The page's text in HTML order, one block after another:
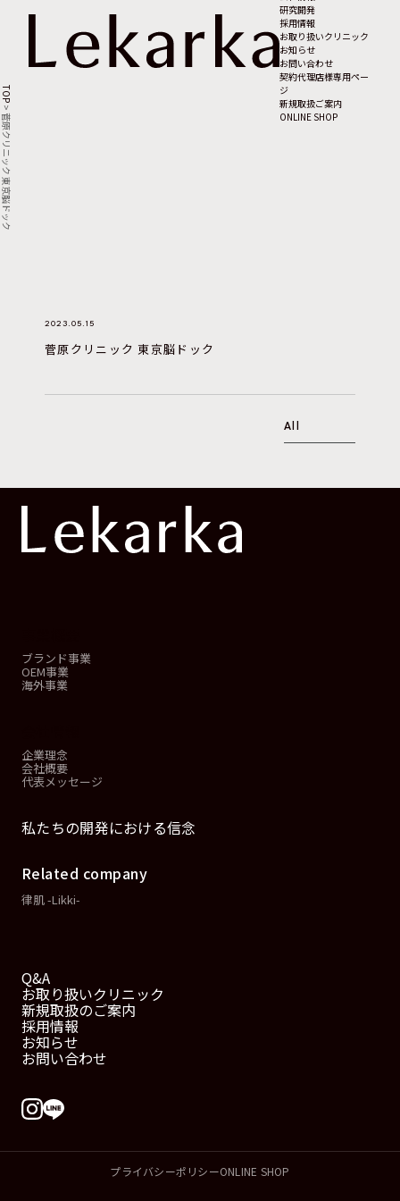
研究開発
採用情報
お取り扱いクリニック
お知らせ
お問い合わせ
契約代理店様専用ペー
ジ
新規取扱ご案内
ONLINE SHOP
TOP
>
菅原クリニック 東京脳ドック
2023.05.15
菅原クリニック 東京脳ドック
All
ブランド事業
OEM事業
海外事業
企業理念
会社概要
代表メッセージ
私たちの開発における信念
Related company
律肌 -Likki-
Q&A
お取り扱いクリニック
新規取扱のご案内
採用情報
お知らせ
お問い合わせ
プライバシーポリシーONLINE SHOP